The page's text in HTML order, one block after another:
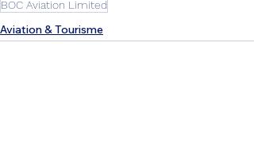
BOC Aviation Limited
Aviation & Tourisme